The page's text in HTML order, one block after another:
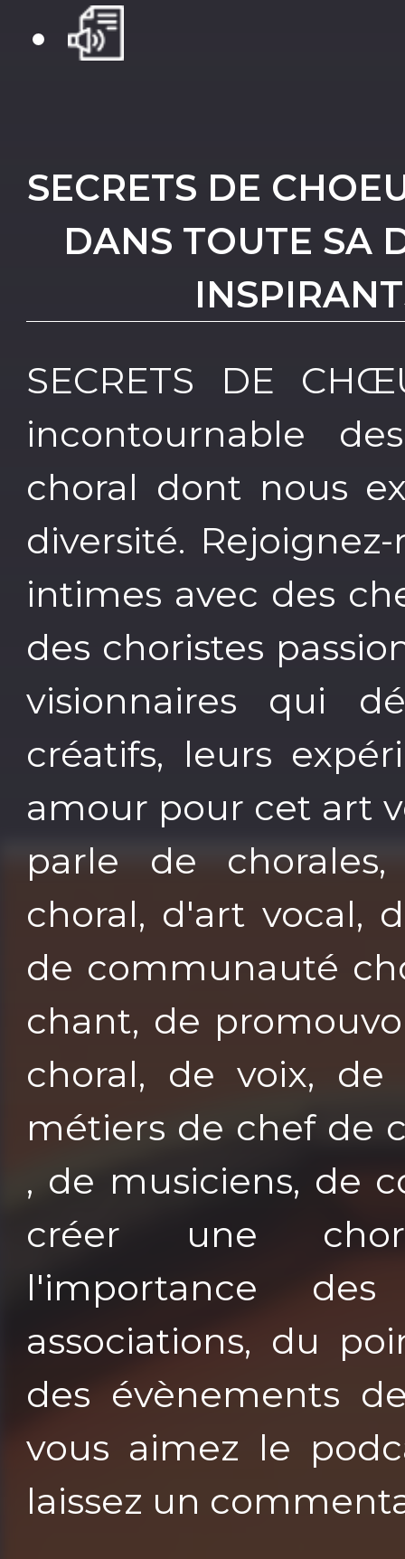
SECRETS DE
DANS TOUTE SA
SECRETS DE
incontournable
choral dont nous
diversité.
intimes avec des
des choristes
visionnaires qui
créatifs, leurs
amour pour cet art
parle de
choral, d'art vocal,
de communauté
chant, de
choral, de voix, de
métiers de chef de
, de musiciens, de
créer une
l'importance
associations, du
des évènements
vous aimez le
laissez un